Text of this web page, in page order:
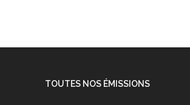
TOUTES NOS ÉMISSIONS